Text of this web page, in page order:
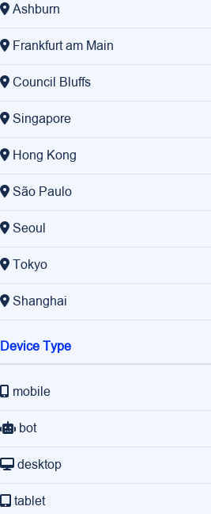
Ashburn
Frankfurt am Main
Council Bluffs
Singapore
Hong Kong
São Paulo
Seoul
Tokyo
Shanghai
Device Type
mobile
bot
desktop
tablet